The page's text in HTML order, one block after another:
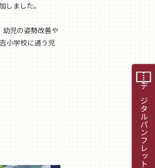
しました。
幼児の姿勢改善や
小学校に通う児
デジタルパンフレット